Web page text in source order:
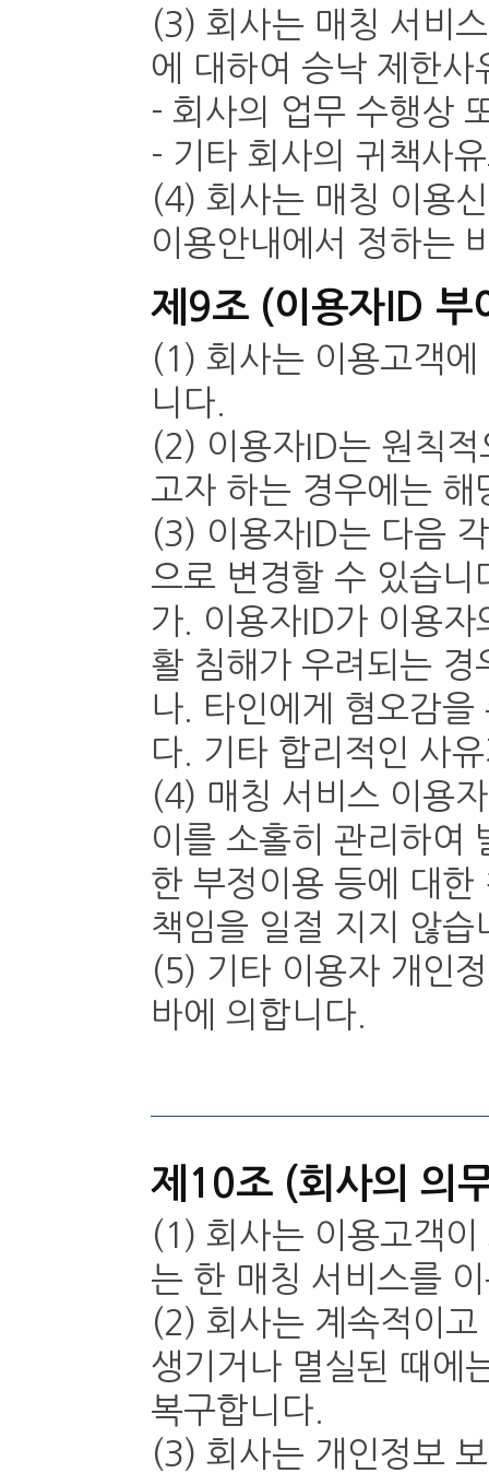
(3) 회사는 매칭 서비
에 대하여 승낙 제한
- 회사의 업무 수행상
- 기타 회사의 귀책사
(4) 회사는 매칭 이용
이용안내에서 정하는
제9조 (이용자ID 부
(1) 회사는 이용고객
니다.
(2) 이용자ID는 원칙
고자 하는 경우에는
(3) 이용자ID는 다음
으로 변경할 수 있습니
가. 이용자ID가 이용
활 침해가 우려되는 경
나. 타인에게 혐오감
다. 기타 합리적인 사
(4) 매칭 서비스 이용
이를 소홀히 관리하여
한 부정이용 등에 대
책임을 일절 지지 않습
(5) 기타 이용자 개인
바에 의합니다.
제10조 (회사의 의
(1) 회사는 이용고객
는 한 매칭 서비스를
(2) 회사는 계속적이
생기거나 멸실된 때에
복구합니다.
(3) 회사는 개인정보